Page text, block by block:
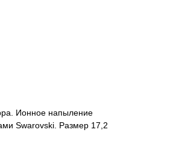
Ионное напыление
Swarovski. Размер 17,2